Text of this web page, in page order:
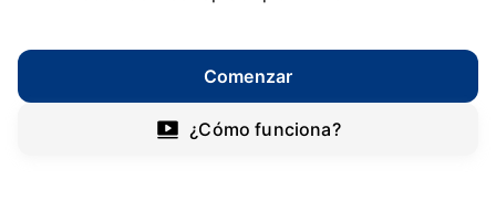
Comenzar
¿Cómo funciona?